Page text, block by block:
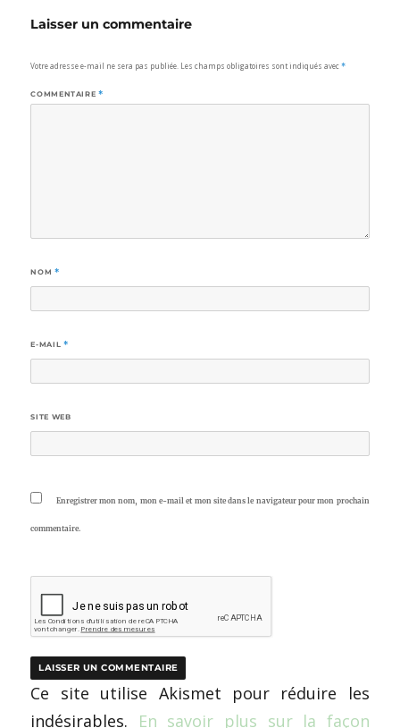
Laisser un commentaire
Votre adresse e-mail ne sera pas publiée. Les champs obligatoires sont indiqués avec*
COMMENTAIRE *
NOM *
E-MAIL *
SITE WEB
Enregistrer mon nom, mon e-mail et mon site dans le navigateur pour mon prochain
commentaire.
Ce site utilise Akismet pour réduire les
indésirables. En savoir plus sur la façon